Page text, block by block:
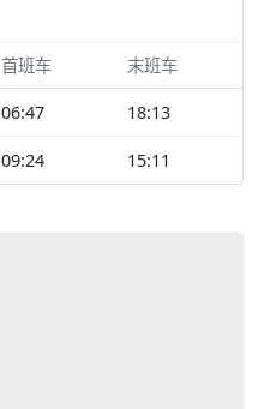
首班车 末班车
06:47 18:13
09:24 15:11